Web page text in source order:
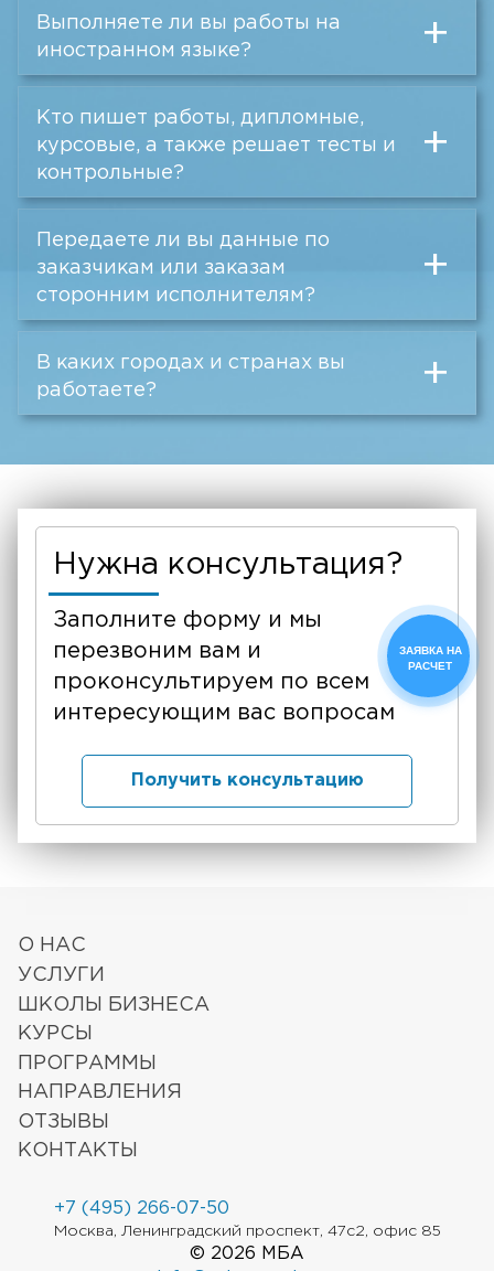
Выполняете ли вы работы на
иностранном языке?
+
Кто пишет работы, дипломные,
курсовые, а также решает тесты и
контрольные?
+
Передаете ли вы данные по
заказчикам или заказам
сторонним исполнителям?
+
В каких городах и странах вы
работаете?
+
Нужна консультация?
Заполните форму и мы
перезвоним вам и
проконсультируем по всем
интересующим вас вопросам
Получить консультацию
О НАС
УСЛУГИ
ШКОЛЫ БИЗНЕСА
КУРСЫ
ПРОГРАММЫ
НАПРАВЛЕНИЯ
ОТЗЫВЫ
КОНТАКТЫ
+7 (495) 266-07-50
Москва, Ленинградский проспект, 47с2, офис 85
© 2026 МБА
ЗАЯВКА НА
РАСЧЕТ